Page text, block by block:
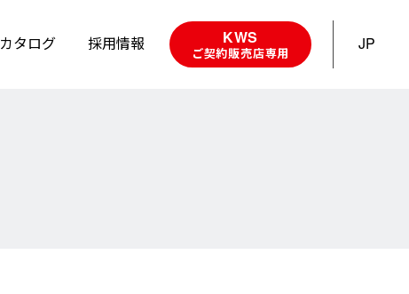
カタログ 採用情報 KWS
ご契約販売店専用 JP